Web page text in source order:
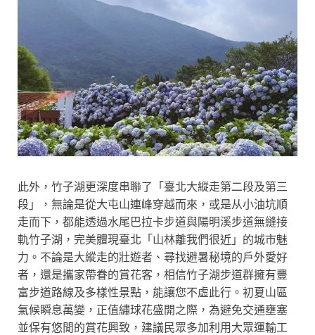
此外，竹子湖更深度串聯了「臺北大縱走第二段及第三
段」，無論是從大屯山連峰穿越而來，或是从小油坑順
走而下，都能透過水尾巴拉卡步道與陽明溪步道無縫接
軌竹子湖，完美體現臺北「山林離我們很近」的城市魅
力。不論是大縱走的壯遊者、尋找避暑秘境的戶外愛好
者，還是攜家帶眷的賞花客，相信竹子湖步道群擁有豐
富步道路線及多樣性景點，能讓您不虛此行。初夏山區
氣候瞬息萬變，正值繡球花盛開之際，為避免交通壅塞
並保有悠閒的賞花興致，建議民眾多加利用大眾運輸工